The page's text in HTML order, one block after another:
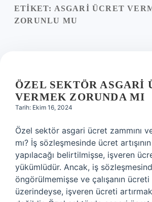
Yasal Uyarı
ETIKET: ASGARI ÜCRET
ZORUNLU MU
ÖZEL SEKTÖR ASGARI
VERMEK ZORUNDA MI
Tarih: Ekim 16, 2024
Özel sektör asgari ücret zammını
mı? İş sözleşmesinde ücret artışının
yapılacağı belirtilmişse, işveren
yükümlüdür. Ancak, iş
öngörülmemişse ve çalışanın
üzerindeyse, işveren ücreti